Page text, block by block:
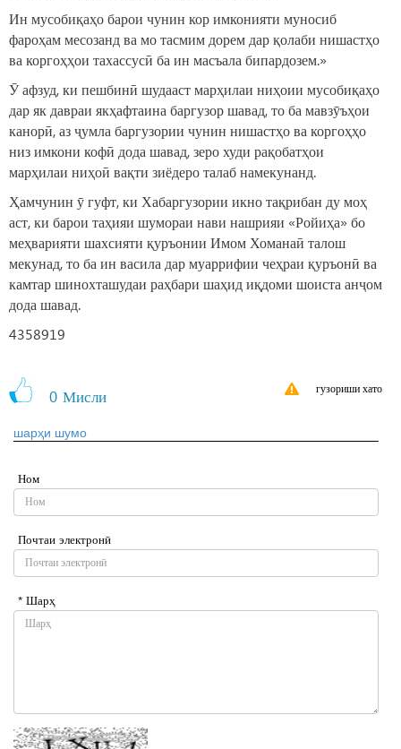
Ин мусобиқаҳо барои чунин кор имконияти муносиб
фароҳам месозанд ва мо тасмим дорем дар қолаби нишастҳо
ва коргоҳҳои тахассусӣ ба ин масъала бипардозем.»
Ӯ афзуд, ки пешбинӣ шудааст марҳилаи ниҳоии мусобиқаҳо
дар як давраи якҳафтаина баргузор шавад, то ба мавзӯъҳои
канорӣ, аз ҷумла баргузории чунин нишастҳо ва коргоҳҳо
низ имкони кофӣ дода шавад, зеро худи рақобатҳои
марҳилаи ниҳоӣ вақти зиёдеро талаб намекунанд.
Ҳамчунин ӯ гуфт, ки Хабаргузории икно тақрибан ду моҳ
аст, ки барои таҳияи шумораи нави нашрияи «Ройиҳа» бо
меҳварияти шахсияти қуръонии Имом Хоманаӣ талош
мекунад, то ба ин васила дар муаррифии чеҳраи қуръонӣ ва
камтар шинохташудаи раҳбари шаҳид иқдоми шоиста анҷом
дода шавад.
4358919
0 Мисли гузориши хато
шарҳи шумо
Ном
Почтаи электронӣ
* Шарҳ